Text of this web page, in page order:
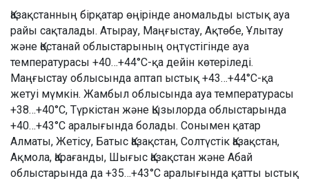
Қазақстанның бірқатар өңірінде аномальды ыстық ауа
райы сақталады. Атырау, Маңғыстау, Ақтөбе, Ұлытау
және Қостанай облыстарының оңтүстігінде ауа
температурасы +40…+44°C-қа дейін көтеріледі.
Маңғыстау облысында аптап ыстық +43…+44°C-қа
жетуі мүмкін. Жамбыл облысында ауа температурасы
+38…+40°C, Түркістан және Қызылорда облыстарында
+40…+43°C аралығында болады. Сонымен қатар
Алматы, Жетісу, Батыс Қазақстан, Солтүстік Қазақстан,
Ақмола, Қарағанды, Шығыс Қазақстан және Абай
облыстарында да +35…+43°C аралығында қатты ыстық